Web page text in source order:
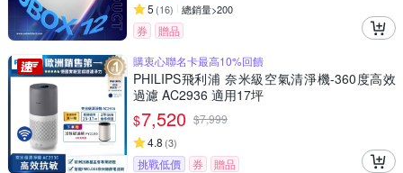
5 (16) 總銷量>200
券
贈品
購衷心聯名卡最高10%回饋
PHILIPS飛利浦 奈米級空氣清淨機-360度高效
過濾 AC2936 適用17坪
$7,520 $7,999
4.8 (3)
挑戰低價 券
贈品